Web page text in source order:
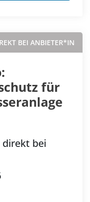
BEI ANBIETER*IN
für
bei